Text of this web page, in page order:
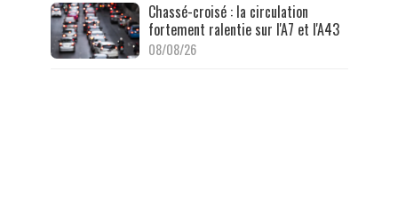
Chassé-croisé : la circulation
fortement ralentie sur l'A7 et l'A43
08/08/26